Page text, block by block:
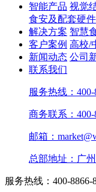
智能产品 视觉
食安及配套硬件
解决方案 智慧
客户案例 高校/
新闻动态 公司
联系我们
服务热线：400-
商务联系：400-
邮箱：
总部地址：广
服务热线：400-8866-